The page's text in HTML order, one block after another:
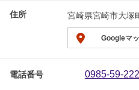
住所 宮崎県宮崎市大塚
Googleマ
電話番号 0985-59-